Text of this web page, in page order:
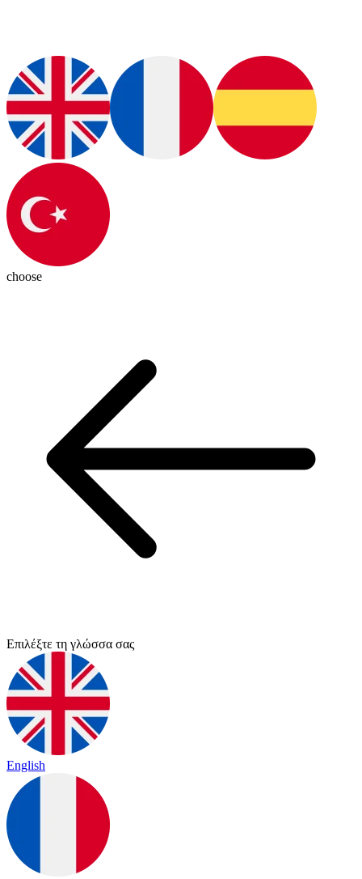
choose
Επιλέξτε τη γλώσσα σας
English